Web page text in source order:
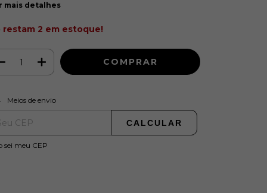
mais detalhes
restam 2 em estoque!
para o CEP:
Meios de envio
CALCULAR
sei meu CEP